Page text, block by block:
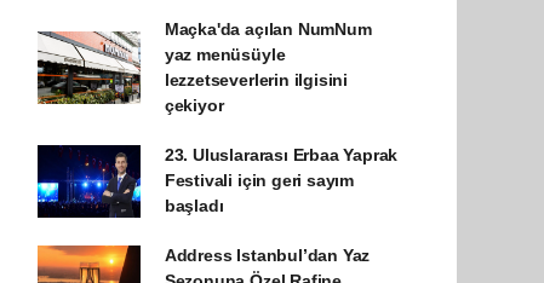
Maçka'da açılan NumNum
yaz menüsüyle
lezzetseverlerin ilgisini
çekiyor
23. Uluslararası Erbaa Yaprak
Festivali için geri sayım
başladı
Address Istanbul’dan Yaz